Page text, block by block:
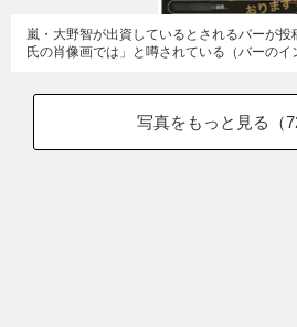
嵐・大野智が出資しているとされるバーが投
氏の肖像画では」と噂されている（バーのイ
写真をもっと見る（